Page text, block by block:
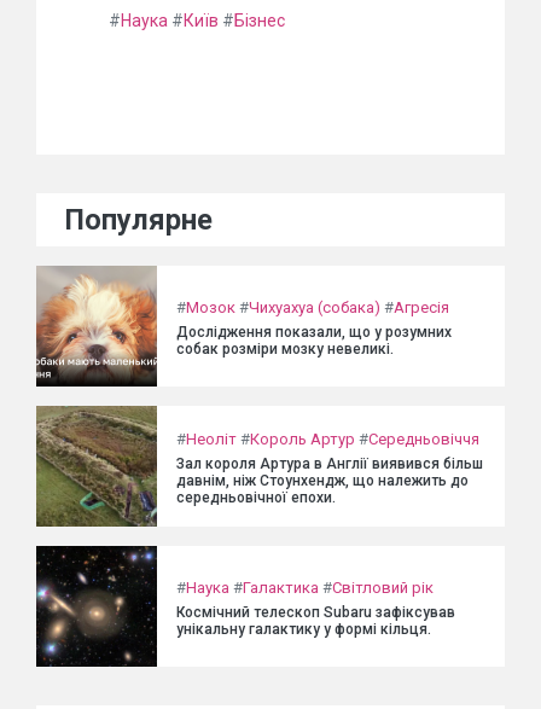
#Наука #Київ #Бізнес
Популярне
#Мозок #Чихуахуа (собака) #Агресія
Дослідження показали, що у розумних
собак розміри мозку невеликі.
#Неоліт #Король Артур #Середньовіччя
Зал короля Артура в Англії виявився більш
давнім, ніж Стоунхендж, що належить до
середньовічної епохи.
#Наука #Галактика #Світловий рік
Космічний телескоп Subaru зафіксував
унікальну галактику у формі кільця.